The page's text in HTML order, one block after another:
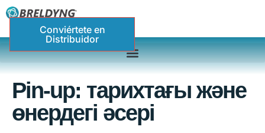
Conviértete en
Distribuidor
Pin-up: тарихтағы және
өнердегі әсері